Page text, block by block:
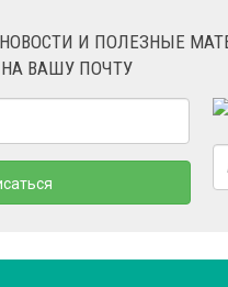
И ПОЛЕЗНЫЕ
ВАШУ ПОЧТУ